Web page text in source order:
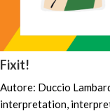
Fixit!
Autore: Duccio
interpretation,